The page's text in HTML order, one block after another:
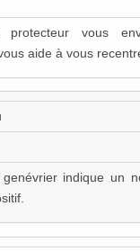
protecteur vous
aide à vous
indique un